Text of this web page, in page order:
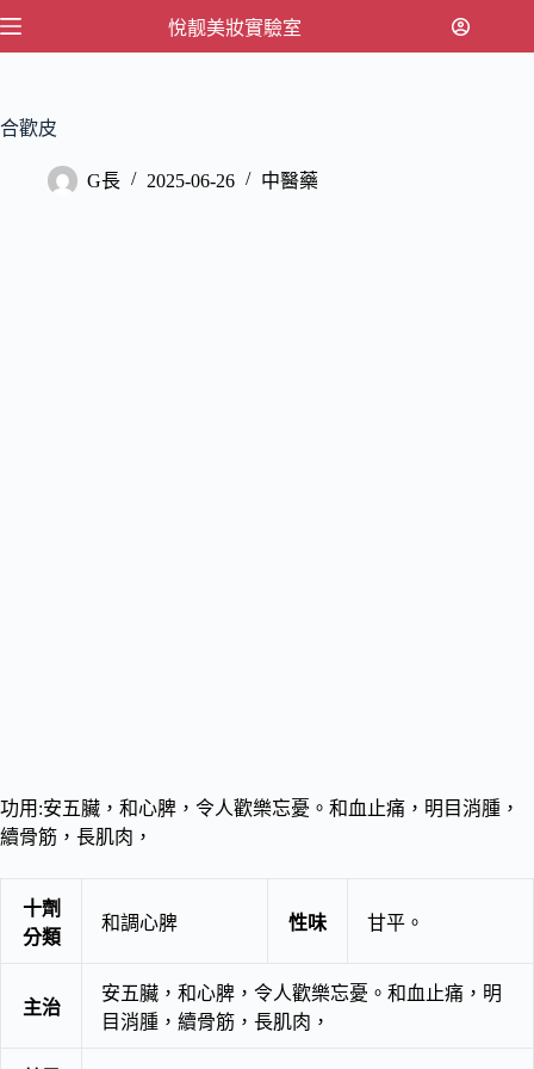
跳
內
悅靓美妝實驗室
合歡皮
G長 2025-06-26 中醫藥
功用:安五臟，和心脾，令人歡樂忘憂。和血止痛，明目消腫，
續骨筋，長肌肉，
十劑
分類
和調心脾 性味 甘平。
主治
安五臟，和心脾，令人歡樂忘憂。和血止痛，明
目消腫，續骨筋，長肌肉，